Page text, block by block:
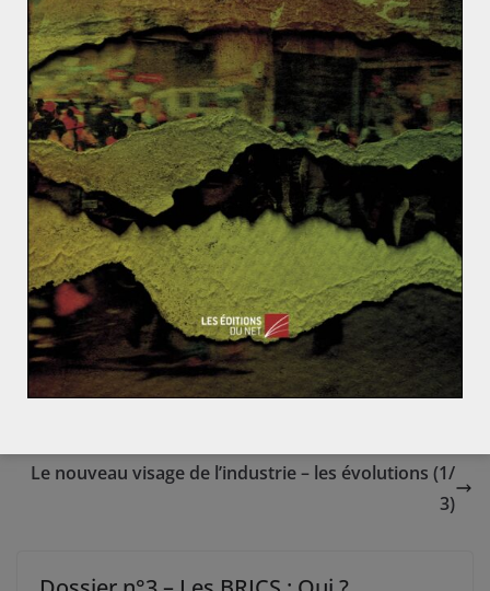
et l’élaboration des politiques publiques : sur les 6826
think tanks mondiaux comptabilisés par leThink Tanks
and Civil Societies Programde l’Université de
Pennsylvanie, 30% sont américains et 9 Américains sont
présents dans le top 20 des think tanks les plus
influents. L’Europe pourrait tirer profit idéologiquement
et politiquement d’un rattrapage quantitatif sur ces
classements et d’une amélioration qualitative de
l’utilisation des think tanks en tant que producteurs
d’idées.
Enlèvement des jeunes filles au Nigeria et percée de
Le nouveau visage de l’industrie – les évolutions (1/
3)